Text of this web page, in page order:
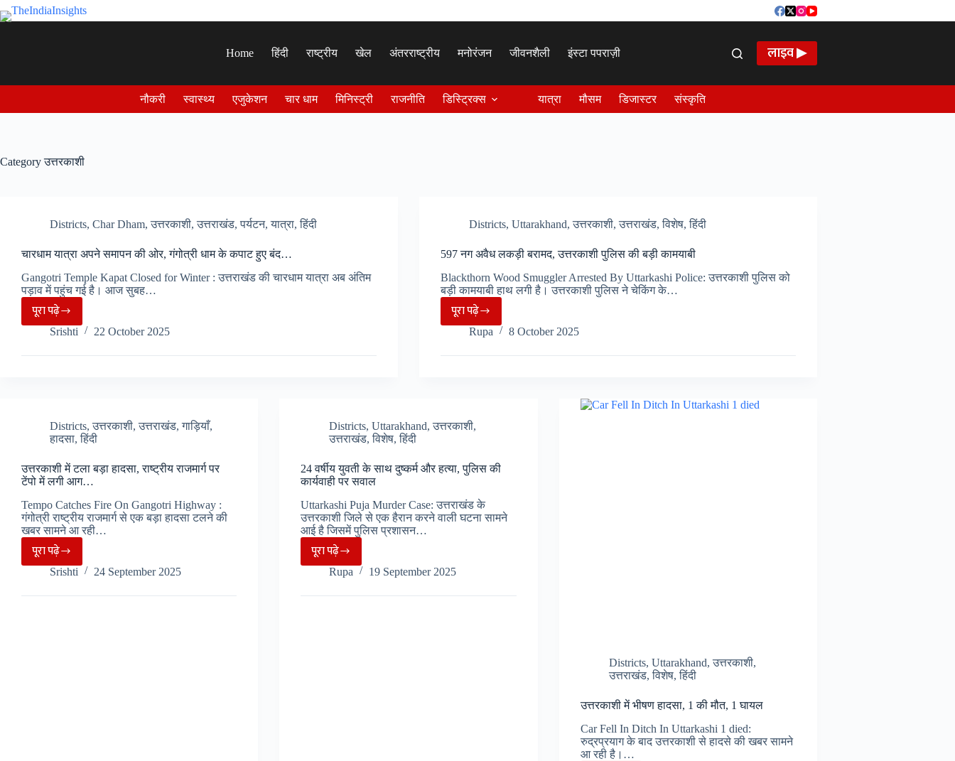
Skip
to
Home
हिंदी राष्ट्रीय खेल अंतरराष्ट्रीय मनोरंजन जीवनशैली इंस्टा पपराज़ी लाइव ▶
नौकरी स्वास्थ्य एजुकेशन चार धाम मिनिस्ट्री राजनीति डिस्ट्रिक्स यात्रा मौसम डिजास्टर संस्कृति
Categoryउत्तरकाशी
Districts, Char Dham,उत्तरकाशी,उत्तराखंड,पर्यटन,यात्रा,हिंदी
चारधाम यात्रा अपने समापन की ओर, गंगोत्री धाम के कपाट हुए बंद…
Gangotri Temple Kapat Closed for Winter : उत्तराखंड की चारधाम यात्रा अब अंतिम
पड़ाव में पहुंच गई है। आज सुबह…
पूरा पढ़ेचारधाम
यात्रा
अपने
गंगोत्री
धाम
के
कपाट
हुए
बंद…
Srishti 22 October 2025
Districts, Uttarakhand,उत्तरकाशी,उत्तराखंड,विशेष,हिंदी
597 नग अवैध लकड़ी बरामद, उत्तरकाशी पुलिस की बड़ी कामयाबी
Blackthorn Wood Smuggler Arrested By Uttarkashi Police: उत्तरकाशी पुलिस को
बड़ी कामयाबी हाथ लगी है। उत्तरकाशी पुलिस ने चेकिंग के…
पूरा पढ़े597
नग
अवैध
पुलिस
बड़ी
Rupa 8 October 2025
Districts,उत्तरकाशी,उत्तराखंड,गाड़ियाँ,
हादसा,हिंदी
उत्तरकाशी में टला बड़ा हादसा, राष्ट्रीय राजमार्ग पर
टेंपो में लगी आग…
Tempo Catches Fire On Gangotri Highway :
गंगोत्री राष्ट्रीय राजमार्ग से एक बड़ा हादसा टलने की
खबर सामने आ रही…
पूरा पढ़ेउत्तरकाशी
में
टला
Srishti 24 September 2025
Districts,Uttarakhand,उत्तरकाशी,
उत्तराखंड,विशेष,हिंदी
24 वर्षीय युवती के साथ दुष्कर्म और हत्या, पुलिस की
कार्यवाही पर सवाल
Uttarkashi Puja Murder Case: उत्तराखंड के
उत्तरकाशी जिले से एक हैरान करने वाली घटना सामने
आई है जिसमें पुलिस प्रशासन…
पूरा पढ़े
24
वर्षीय
युवती
Rupa 19 September 2025
Districts, Uttarakhand,उत्तरकाशी,
उत्तराखंड,विशेष,हिंदी
उत्तरकाशी में भीषण हादसा, 1 की मौत, 1 घायल
Car Fell In Ditch In Uttarkashi 1 died:
रुद्रप्रयाग के बाद उत्तरकाशी से हादसे की खबर सामने
आ रही है।…